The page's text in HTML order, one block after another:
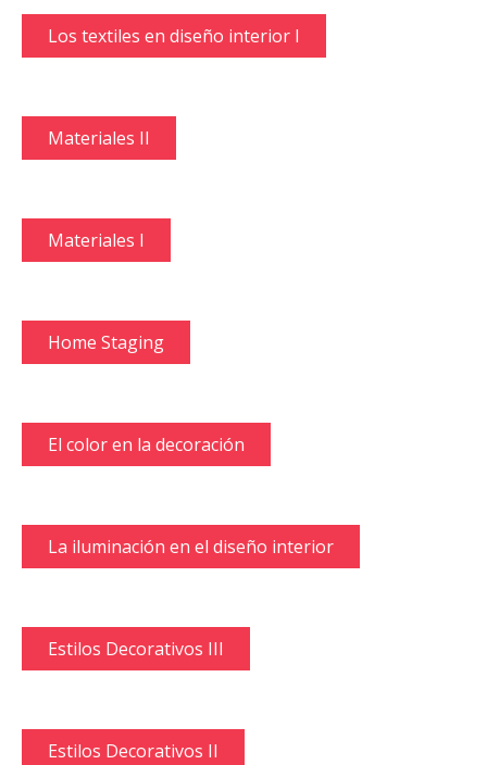
Los textiles en diseño interior I
Materiales II
Materiales I
Home Staging
El color en la decoración
La iluminación en el diseño interior
Estilos Decorativos III
Estilos Decorativos II